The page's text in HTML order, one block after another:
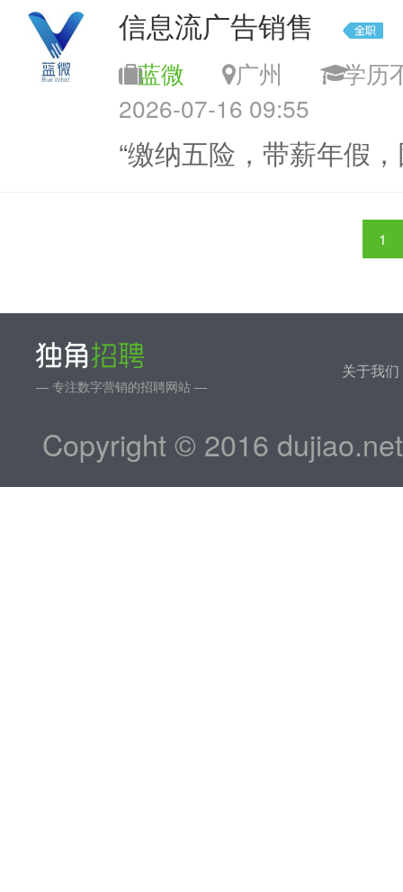
信息流广告销售
蓝微 广州
学
2026-07-16 09:55
“缴纳五险，带薪年假
1
— 专注数字营销的招聘网站 —
关于我们
Copyright © 2016